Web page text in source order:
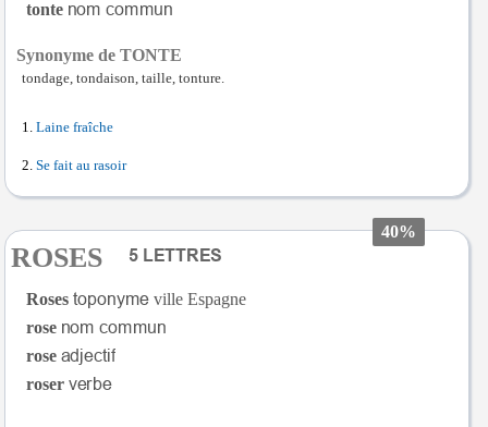
tonte
Synonyme de TONTE
tondage, tondaison, taille, tonture.
Laine fraîche
Se fait au rasoir
40%
ROSES
Roses
ville Espagne
rose
rose
roser